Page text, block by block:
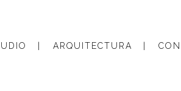
ARQUITECTURA